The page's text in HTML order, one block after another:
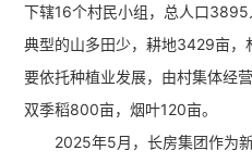
下辖16个村民小组，总人口
典型的山多田少，耕地3429亩
要依托种植业发展，由村集体经
双季稻800亩，烟叶120亩。
2025年5月，长房集团作为新